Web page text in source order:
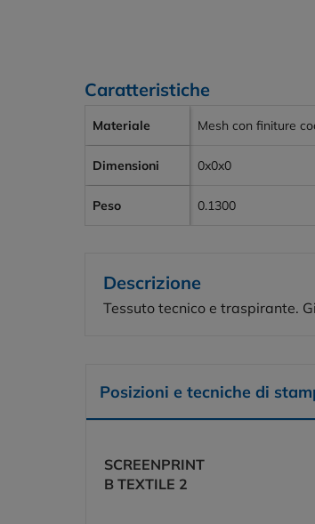
Caratteristiche
Materiale Mesh con finiture
Dimensioni 0x0x0
Peso 0.1300
Descrizione
Tessuto tecnico e traspirante.
Posizioni e tecniche di
SCREENPRINT
B TEXTILE 2